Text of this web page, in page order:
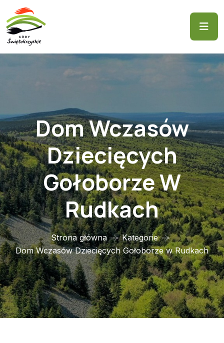
Dom Wczasów
Dziecięcych
Gołoborze W
Rudkach
Strona główna
Kategorie
Dom Wczasów Dziecięcych Gołoborze w Rudkach